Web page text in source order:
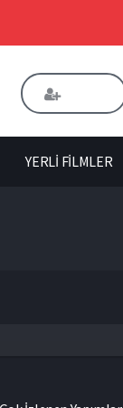
YERLİ FİLMLER